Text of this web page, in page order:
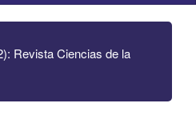
Revista Ciencias de la